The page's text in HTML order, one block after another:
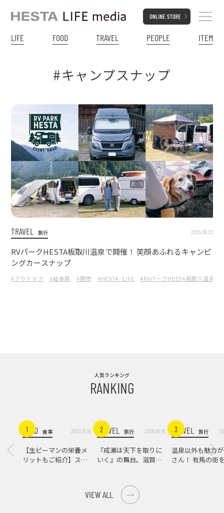
LIFE FOOD TRAVEL PEOPLE ITEM
#キャンプスナップ
TRAVEL 旅行 2025.09.23
RVパークHESTA板取川温泉で開催！ 笑顔あふれるキャンピ
ングカースナップ
#アウトドア #岐阜県 #関市 #HESTA_LIFE #RVパークHESTA板取川温泉
人気ランキング
RANKING
1FOOD 食事 2023.10.16
【生ピーマンの栄養メ
リットもご紹介】スパ
2
TRAVEL 旅行 2026.05.15
『成瀬は天下を取りに
いく』の舞台。滋賀県
3
TRAVEL 旅行
温泉以外も魅力
さん！ 有馬の街
VIEW ALL